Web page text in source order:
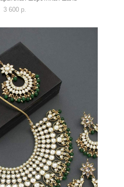
3 600 p.